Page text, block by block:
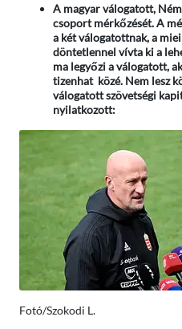
A magyar válogatott,
csoport mérkőzését. A
a két válogatottnak, a
döntetlennel vívta ki a
ma legyőzi a válogatott,
tizenhat közé. Nem lesz
válogatott szövetségi
nyilatkozott:
Fotó/Szokodi L.